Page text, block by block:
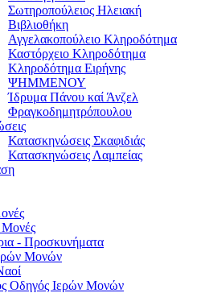
Σωτηροπούλειος Ηλειακή
Βιβλιοθήκη
Αγγελακοπούλειο Κληροδότημα
Καστόρχειο Κληροδότημα
Κληροδότημα Ειρήνης
ΨΗΜΜΕΝΟΥ
Ίδρυμα Πάνου καί Άνζελ
Φραγκοδημητρόπουλου
Κατασκηνώσεις Σκαφιδιάς
Κατασκηνώσεις Λαμπείας
Μονές
- Προσκυνήματα
Μονών
Οδηγός Ιερών Μονών